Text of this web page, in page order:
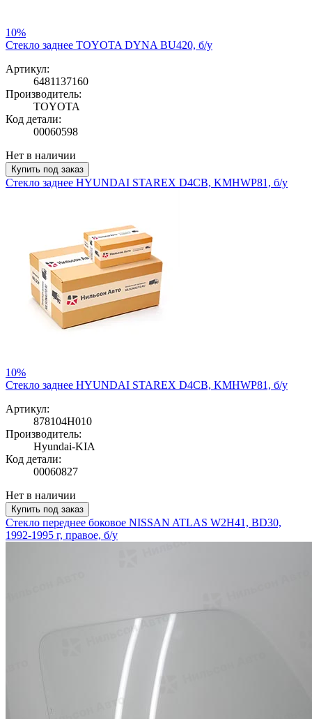
10%
Стекло заднее TOYOTA DYNA BU420, б/у
Артикул:
6481137160
Производитель:
TOYOTA
Код детали:
00060598
Нет в наличии
Купить под заказ
Стекло заднее HYUNDAI STAREX D4CB, KMHWP81, б/у
10%
Стекло заднее HYUNDAI STAREX D4CB, KMHWP81, б/у
Артикул:
878104H010
Производитель:
Hyundai-KIA
Код детали:
00060827
Нет в наличии
Купить под заказ
Стекло переднее боковое NISSAN ATLAS W2H41, BD30,
1992-1995 г, правое, б/у